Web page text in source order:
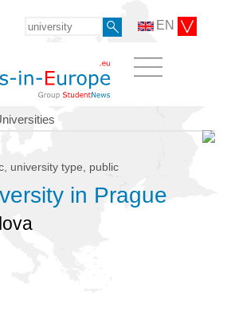
EN
university type, public
in Prague